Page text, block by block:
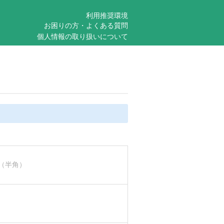
利用推奨環境
お困りの方・よくある質問
個人情報の取り扱いについて
半角）